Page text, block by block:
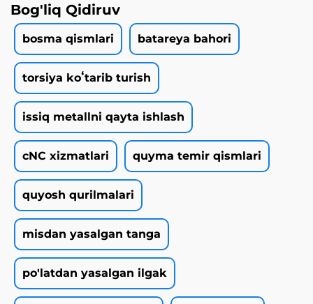
Bog'liq Qidiruv
bosma qismlari batareya bahori
torsiya koʻtarib turish
issiq metallni qayta ishlash
cNC xizmatlari quyma temir qismlari
quyosh qurilmalari
misdan yasalgan tanga
po'latdan yasalgan ilgak